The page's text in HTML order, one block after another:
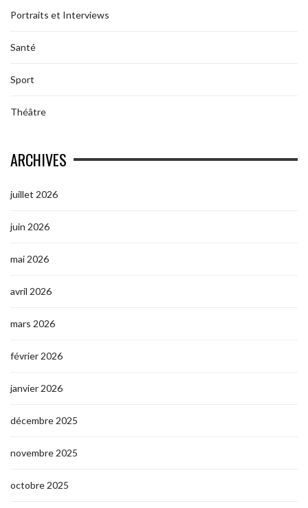
Portraits et Interviews
Santé
Sport
Théâtre
ARCHIVES
juillet 2026
juin 2026
mai 2026
avril 2026
mars 2026
février 2026
janvier 2026
décembre 2025
novembre 2025
octobre 2025